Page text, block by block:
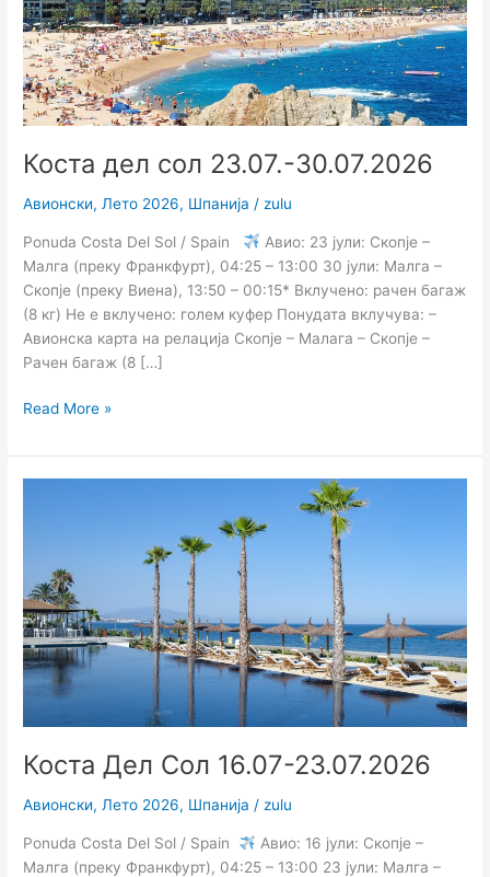
Коста дел сол 23.07.-30.07.2026
Авионски, Лето 2026, Шпанија / zulu
Ponuda Costa Del Sol / Spain
Авио: 23 јули: Скопје –
Малга (преку Франкфурт), 04:25 – 13:00 30 јули: Малга –
Скопје (преку Виена), 13:50 – 00:15* Вклучено: рачен багаж
(8 кг) Не е вклучено: голем куфер Понудата вклучува: –
Авионска карта на релација Скопје – Малага – Скопје –
Рачен багаж (8 […]
Read More »
Коста Дел Сол 16.07-23.07.2026
Авионски, Лето 2026, Шпанија / zulu
Ponuda Costa Del Sol / Spain
Авио: 16 јули: Скопје –
Малга (преку Франкфурт), 04:25 – 13:00 23 јули: Малга –
23.07.2026